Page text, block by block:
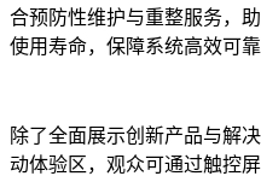
合预防性维护与重整服务，
使用寿命，保障系统高效可靠
除了全面展示创新产品与解
动体验区，观众可通过触控